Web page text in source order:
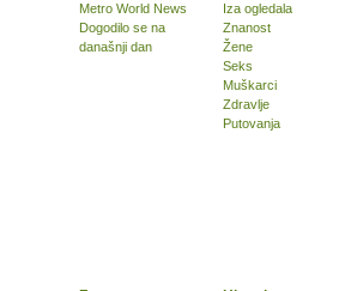
Metro World News
Dogodilo se na
današnji dan
Iza ogledala
Znanost
Žene
Seks
Muškarci
Zdravlje
Putovanja